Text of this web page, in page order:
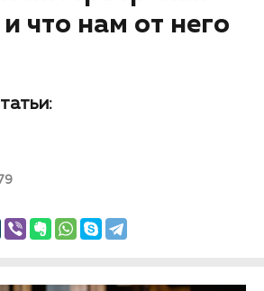
что нам от него